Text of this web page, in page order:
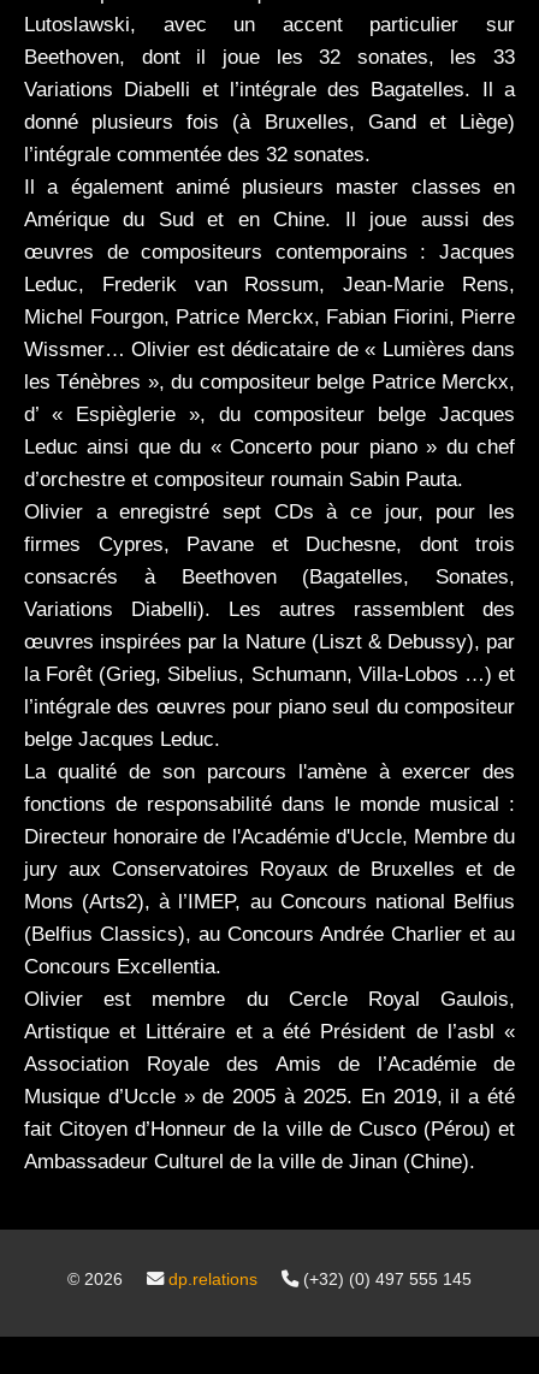
Lutoslawski, avec un accent particulier sur
Beethoven, dont il joue les 32 sonates, les 33
Variations Diabelli et l’intégrale des Bagatelles. Il a
donné plusieurs fois (à Bruxelles, Gand et Liège)
l’intégrale commentée des 32 sonates.
Il a également animé plusieurs master classes en
Amérique du Sud et en Chine. Il joue aussi des
œuvres de compositeurs contemporains : Jacques
Leduc, Frederik van Rossum, Jean-Marie Rens,
Michel Fourgon, Patrice Merckx, Fabian Fiorini, Pierre
Wissmer… Olivier est dédicataire de « Lumières dans
les Ténèbres », du compositeur belge Patrice Merckx,
d’ « Espièglerie », du compositeur belge Jacques
Leduc ainsi que du « Concerto pour piano » du chef
d’orchestre et compositeur roumain Sabin Pauta.
Olivier a enregistré sept CDs à ce jour, pour les
firmes Cypres, Pavane et Duchesne, dont trois
consacrés à Beethoven (Bagatelles, Sonates,
Variations Diabelli). Les autres rassemblent des
œuvres inspirées par la Nature (Liszt & Debussy), par
la Forêt (Grieg, Sibelius, Schumann, Villa-Lobos …) et
l’intégrale des œuvres pour piano seul du compositeur
belge Jacques Leduc.
La qualité de son parcours l'amène à exercer des
fonctions de responsabilité dans le monde musical :
Directeur honoraire de l'Académie d'Uccle, Membre du
jury aux Conservatoires Royaux de Bruxelles et de
Mons (Arts2), à l’IMEP, au Concours national Belfius
(Belfius Classics), au Concours Andrée Charlier et au
Concours Excellentia.
Olivier est membre du Cercle Royal Gaulois,
Artistique et Littéraire et a été Président de l’asbl «
Association Royale des Amis de l’Académie de
Musique d’Uccle » de 2005 à 2025. En 2019, il a été
fait Citoyen d’Honneur de la ville de Cusco (Pérou) et
Ambassadeur Culturel de la ville de Jinan (Chine).
© 2026 dp.relations (+32) (0) 497 555 145